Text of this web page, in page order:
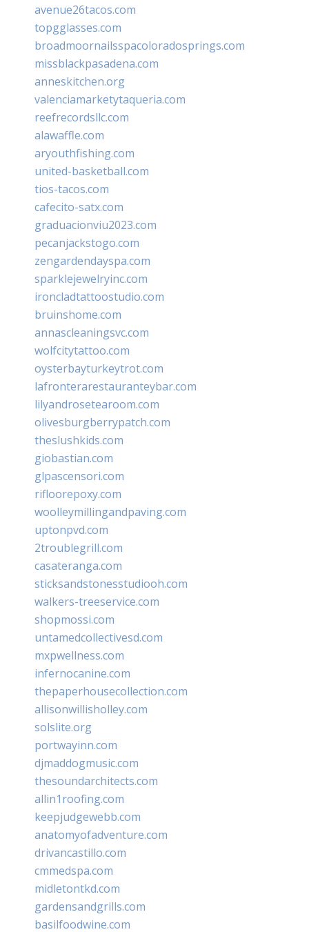
avenue26tacos.com
topgglasses.com
broadmoornailsspacoloradosprings.com
missblackpasadena.com
anneskitchen.org
valenciamarketytaqueria.com
reefrecordsllc.com
alawaffle.com
aryouthfishing.com
united-basketball.com
tios-tacos.com
cafecito-satx.com
graduacionviu2023.com
pecanjackstogo.com
zengardendayspa.com
sparklejewelryinc.com
ironcladtattoostudio.com
bruinshome.com
annascleaningsvc.com
wolfcitytattoo.com
oysterbayturkeytrot.com
lafronterarestauranteybar.com
lilyandrosetearoom.com
olivesburgberrypatch.com
theslushkids.com
giobastian.com
glpascensori.com
rifloorepoxy.com
woolleymillingandpaving.com
uptonpvd.com
2troublegrill.com
casateranga.com
sticksandstonesstudiooh.com
walkers-treeservice.com
shopmossi.com
untamedcollectivesd.com
mxpwellness.com
infernocanine.com
thepaperhousecollection.com
allisonwillisholley.com
solslite.org
portwayinn.com
djmaddogmusic.com
thesoundarchitects.com
allin1roofing.com
keepjudgewebb.com
anatomyofadventure.com
drivancastillo.com
cmmedspa.com
midletontkd.com
gardensandgrills.com
basilfoodwine.com